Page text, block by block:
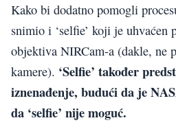
Kako bi dodatno pomogli
snimio i ‘selfie’ koji je uhvaćen
objektiva NIRCam-a (dakle, ne
kamere). ‘Selfie’ također
iznenađenje, budući da je
da ‘selfie’ nije moguć.